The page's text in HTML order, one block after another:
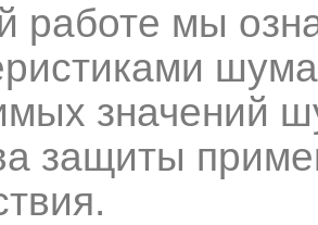
работе мы
значений
защиты